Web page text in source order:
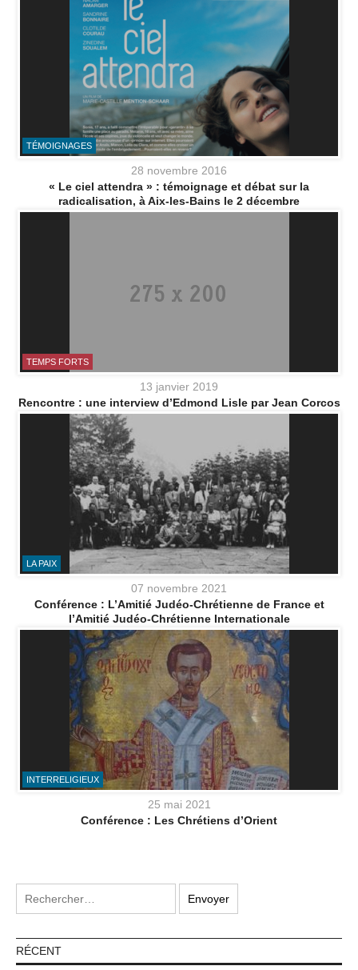
TÉMOIGNAGES
28 novembre 2016
« Le ciel attendra » : témoignage et débat sur la
radicalisation, à Aix-les-Bains le 2 décembre
TEMPS FORTS
13 janvier 2019
Rencontre : une interview d’Edmond Lisle par Jean Corcos
LA PAIX
07 novembre 2021
Conférence : L’Amitié Judéo-Chrétienne de France et
l’Amitié Judéo-Chrétienne Internationale
INTERRELIGIEUX
25 mai 2021
Conférence : Les Chrétiens d’Orient
RÉCENT